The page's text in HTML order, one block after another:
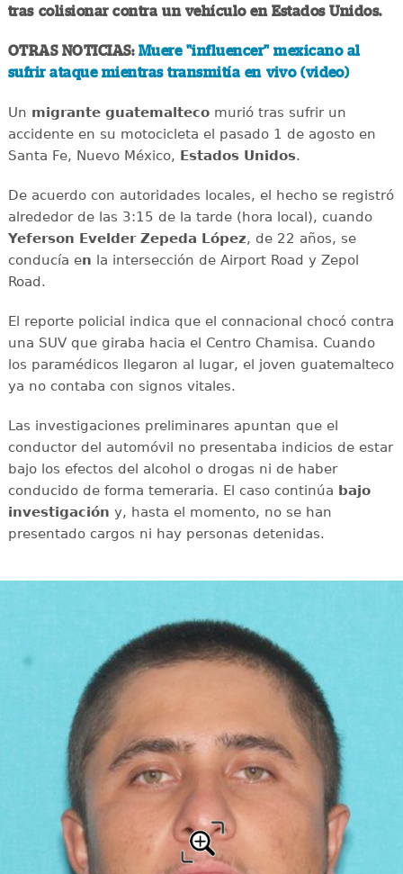
tras colisionar contra un vehículo en Estados Unidos.
OTRAS NOTICIAS: Muere "influencer" mexicano al
sufrir ataque mientras transmitía en vivo (video)
Un migrante guatemaltecomurió tras sufrir un
accidente en su motocicleta el pasado 1 de agosto en
Santa Fe, Nuevo México, Estados Unidos.
De acuerdo con autoridades locales, el hecho se registró
alrededor de las 3:15 de la tarde (hora local), cuando
Yeferson Evelder Zepeda López, de 22 años, se
conducía en la intersección de Airport Road y Zepol
Road.
El reporte policial indica que el connacional chocó contra
una SUV que giraba hacia el Centro Chamisa. Cuando
los paramédicos llegaron al lugar, el joven guatemalteco
ya no contaba con signos vitales.
Las investigaciones preliminares apuntan que el
conductor del automóvil no presentaba indicios de estar
bajo los efectos del alcohol o drogas ni de haber
conducido de forma temeraria. El caso continúa bajo
investigación y, hasta el momento, no se han
presentado cargos ni hay personas detenidas.